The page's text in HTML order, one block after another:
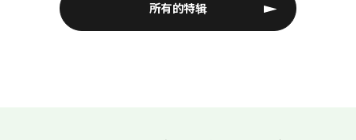
所有的特辑